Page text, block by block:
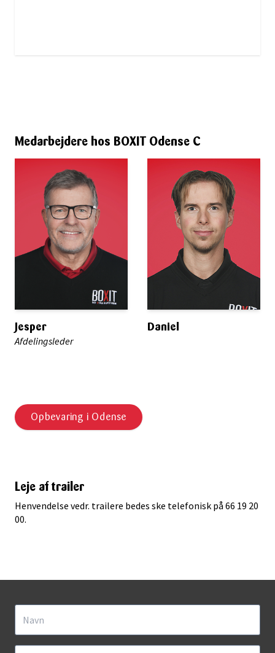
Medarbejdere hos BOXIT Odense C
Jesper
Afdelingsleder
Daniel
Opbevaring i Odense
Leje af trailer
Henvendelse vedr. trailere bedes ske telefonisk på 66 19 20
00.